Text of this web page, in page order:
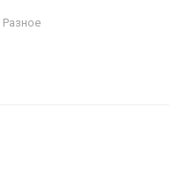
Разное